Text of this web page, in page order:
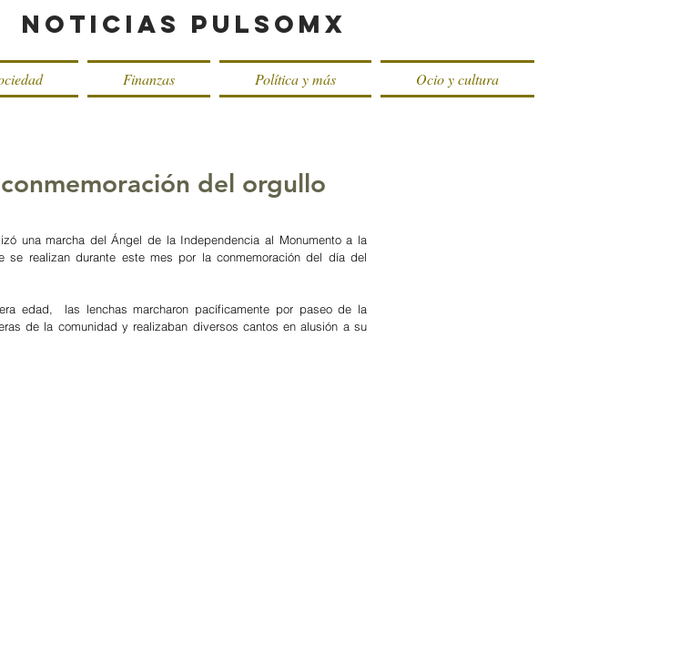
Noticias PulsoMX
Finanzas Política y más Ocio y cultura
del orgullo
una marcha del Ángel de la Independencia al Monumento a la
se realizan durante este mes por la conmemoración del día del
edad,  las lenchas marcharon pacíficamente por paseo de la
de la comunidad y realizaban diversos cantos en alusión a su